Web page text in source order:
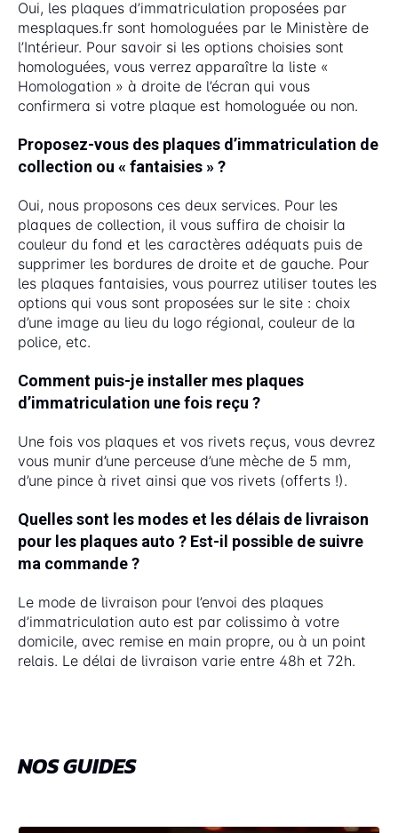
Oui, les plaques d’immatriculation proposées par
mesplaques.fr sont homologuées par le Ministère de
l’Intérieur. Pour savoir si les options choisies sont
homologuées, vous verrez apparaître la liste «
Homologation » à droite de l’écran qui vous
confirmera si votre plaque est homologuée ou non.
Proposez-vous des plaques d’immatriculation de
collection ou « fantaisies » ?
Oui, nous proposons ces deux services. Pour les
plaques de collection, il vous suffira de choisir la
couleur du fond et les caractères adéquats puis de
supprimer les bordures de droite et de gauche. Pour
les plaques fantaisies, vous pourrez utiliser toutes les
options qui vous sont proposées sur le site : choix
d’une image au lieu du logo régional, couleur de la
police, etc.
Comment puis-je installer mes plaques
d’immatriculation une fois reçu ?
Une fois vos plaques et vos rivets reçus, vous devrez
vous munir d’une perceuse d’une mèche de 5 mm,
d’une pince à rivet ainsi que vos rivets (offerts !).
Quelles sont les modes et les délais de livraison
pour les plaques auto ? Est-il possible de suivre
ma commande ?
Le mode de livraison pour l’envoi des plaques
d’immatriculation auto est par colissimo à votre
domicile, avec remise en main propre, ou à un point
relais. Le délai de livraison varie entre 48h et 72h.
NOS GUIDES